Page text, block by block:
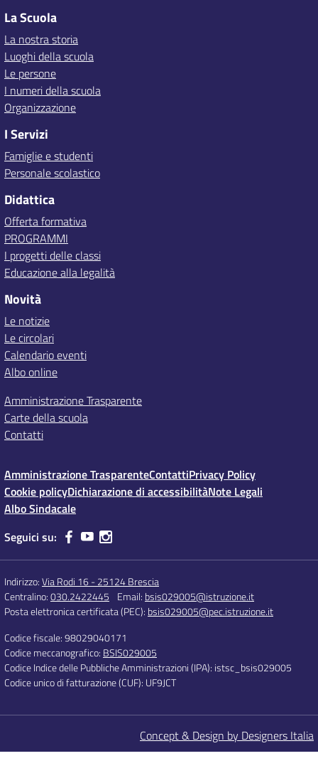
La Scuola
La nostra storia
Luoghi della scuola
Le persone
I numeri della scuola
Organizzazione
I Servizi
Famiglie e studenti
Personale scolastico
Didattica
Offerta formativa
PROGRAMMI
I progetti delle classi
Educazione alla legalità
Novità
Le notizie
Le circolari
Calendario eventi
Albo online
Amministrazione Trasparente
Carte della scuola
Contatti
Amministrazione TrasparenteContattiPrivacy Policy
Cookie policyDichiarazione di accessibilitàNote Legali
Albo Sindacale
Seguici su:
Indirizzo:Via Rodi 16 - 25124 Brescia
Centralino:030.2422445 Email: bsis029005@istruzione.it
Posta elettronica certificata (PEC): bsis029005@pec.istruzione.it
Codice fiscale: 98029040171
Codice meccanografico: BSIS029005
Codice Indice delle Pubbliche Amministrazioni (IPA): istsc_bsis029005
Codice unico di fatturazione (CUF): UF9JCT
Concept & Design by Designers Italia